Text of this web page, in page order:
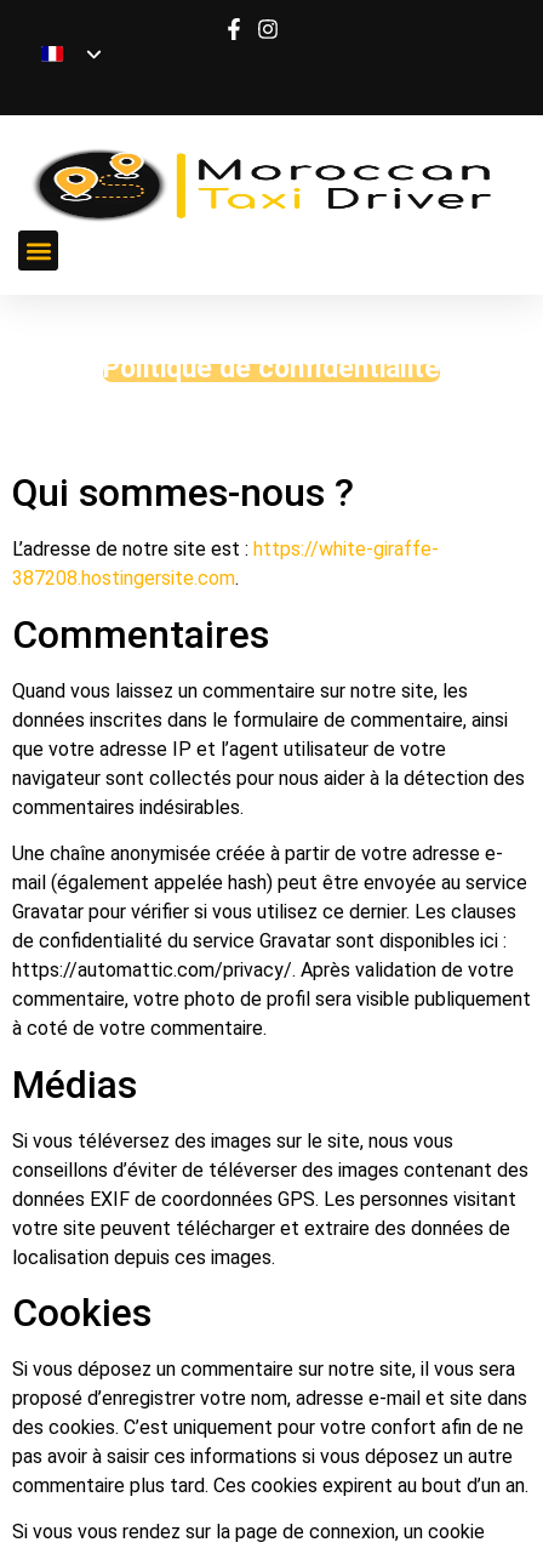
Politique de confidentialité
Qui sommes-nous ?
L’adresse de notre site est : https://white-giraffe-
387208.hostingersite.com.
Commentaires
Quand vous laissez un commentaire sur notre site, les
données inscrites dans le formulaire de commentaire, ainsi
que votre adresse IP et l’agent utilisateur de votre
navigateur sont collectés pour nous aider à la détection des
commentaires indésirables.
Une chaîne anonymisée créée à partir de votre adresse e-
mail (également appelée hash) peut être envoyée au service
Gravatar pour vérifier si vous utilisez ce dernier. Les clauses
de confidentialité du service Gravatar sont disponibles ici :
https://automattic.com/privacy/. Après validation de votre
commentaire, votre photo de profil sera visible publiquement
à coté de votre commentaire.
Médias
Si vous téléversez des images sur le site, nous vous
conseillons d’éviter de téléverser des images contenant des
données EXIF de coordonnées GPS. Les personnes visitant
votre site peuvent télécharger et extraire des données de
localisation depuis ces images.
Cookies
Si vous déposez un commentaire sur notre site, il vous sera
proposé d’enregistrer votre nom, adresse e-mail et site dans
des cookies. C’est uniquement pour votre confort afin de ne
pas avoir à saisir ces informations si vous déposez un autre
commentaire plus tard. Ces cookies expirent au bout d’un an.
Si vous vous rendez sur la page de connexion, un cookie